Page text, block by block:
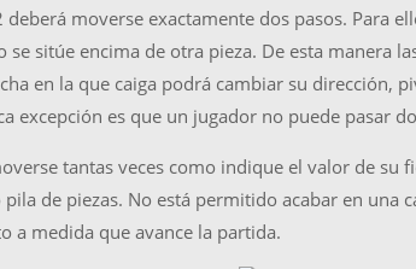
deberá moverse exactamente dos pasos. Para
se sitúe encima de otra pieza. De esta manera
en la que caiga podrá cambiar su
excepción es que un jugador no puede pasar
tantas veces como indique el valor de su
pila de piezas. No está permitido acabar en una
a medida que avance la partida.